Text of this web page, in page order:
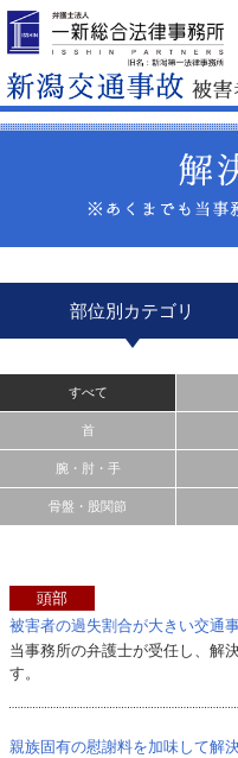
部位別カテゴリ
すべて
首
腕・肘・手
骨盤・股関節
頭部
被害者の過失割合が大きい交通
当事務所の弁護士が受任し、解
す。
親族固有の慰謝料を加味して解